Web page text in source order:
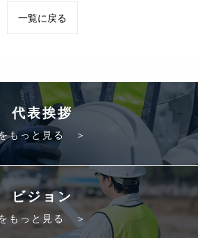
一覧に戻る
代表挨拶
もっと見る ＞
ビジョン
もっと見る ＞